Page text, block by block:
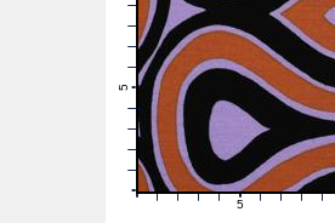
1
2
5
7
0 1 2 3 4 5 6 7 8 9